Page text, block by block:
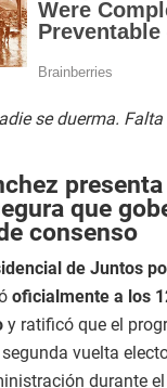
se duerma.
que
consenso
de Juntos
oficialmente a los
y ratificó que el
vuelta
durante